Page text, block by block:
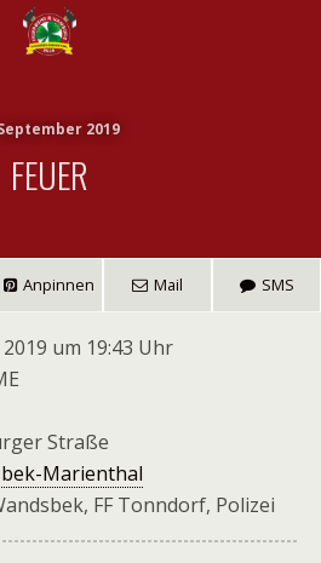
2019
FEUER
Anpinnen Mail SMS
um 19:43 Uhr
Straße
Marienthal
FF Tonndorf, Polizei